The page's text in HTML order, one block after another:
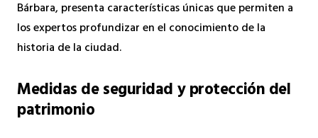
Bárbara, presenta características únicas que permiten a
los expertos profundizar en el conocimiento de la
historia de la ciudad.
Medidas de seguridad y protección del
patrimonio